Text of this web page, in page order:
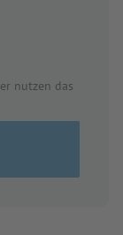
nutzen das